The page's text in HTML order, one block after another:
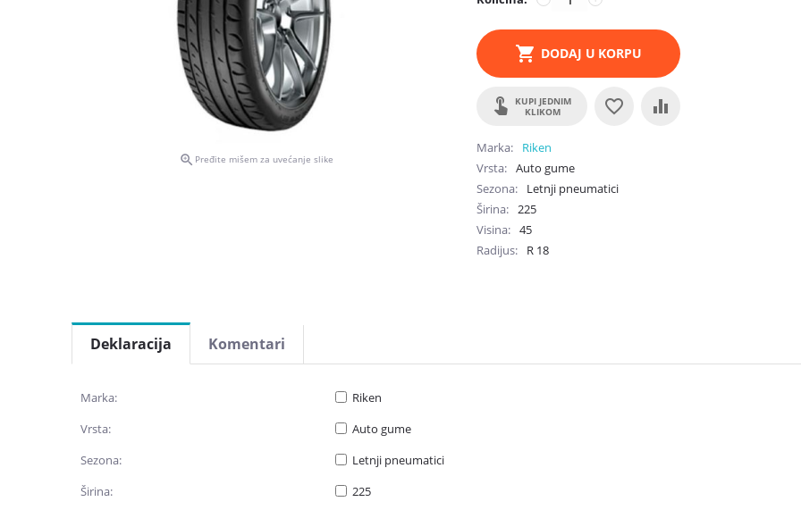
 Pređite mišem za uvećanje slike
DODAJ U KORPU
KUPI JEDNIM
KLIKOM
Marka
Riken
Vrsta
Auto gume
Sezona
Letnji pneumatici
Širina
225
Visina
45
Radijus
R 18
Deklaracija Komentari
Marka:
Riken
Vrsta:
Auto gume
Sezona:
Letnji pneumatici
Širina:
225